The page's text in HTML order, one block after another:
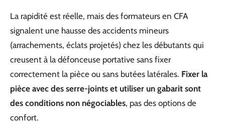
La rapidité est réelle, mais des formateurs en CFA
signalent une hausse des accidents mineurs
(arrachements, éclats projetés) chez les débutants qui
creusent à la défonceuse portative sans fixer
correctement la pièce ou sans butées latérales. Fixer la
pièce avec des serre-joints et utiliser un gabarit sont
des conditions non négociables, pas des options de
confort.